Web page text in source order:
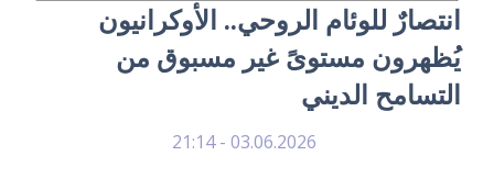
انتصارٌ للوئام الروحي.. الأوكرانيون
يُظهرون مستوىً غير مسبوق من
التسامح الديني
03.06.2026 - 21:14